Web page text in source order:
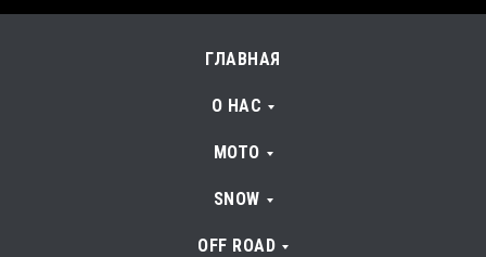
ГЛАВНАЯ
О НАС
МОТО
SNOW
OFF ROAD